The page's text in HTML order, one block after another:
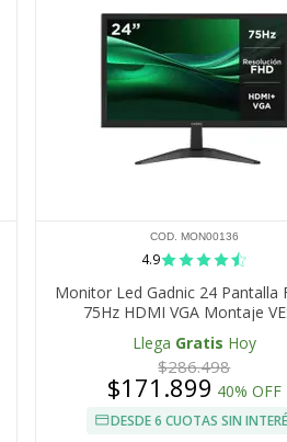
COD. MON00136
4.9
Monitor Led Gadnic 24 Pantalla
75Hz HDMI VGA Montaje
Llega Gratis Hoy
$286.498
$171.899 40% OFF
DESDE 6 CUOTAS SIN